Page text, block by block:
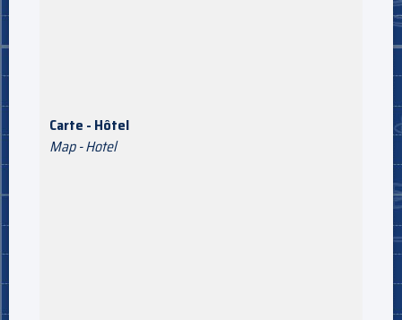
Carte - Hôtel
Map - Hotel